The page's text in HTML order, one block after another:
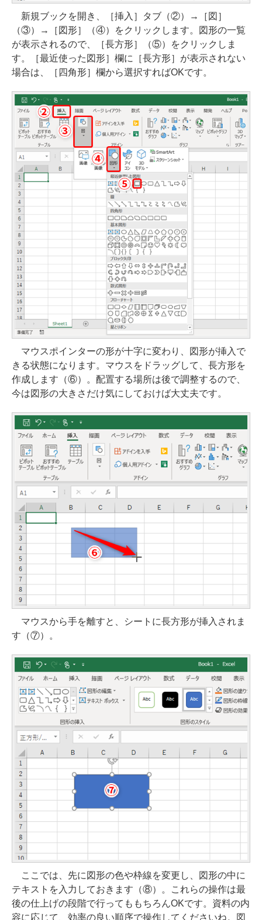
新規ブックを開き、［挿入］タブ（②）→［図］
（③）→［図形］（④）をクリックします。図形の一覧
が表示されるので、［長方形］（⑤）をクリックしま
す。［最近使った図形］欄に［長方形］が表示されない
場合は、［四角形］欄から選択すればOKです。
マウスポインターの形が十字に変わり、図形が挿入で
きる状態になります。マウスをドラッグして、長方形を
作成します（⑥）。配置する場所は後で調整するので、
今は図形の大きさだけ気にしておけば大丈夫です。
マウスから手を離すと、シートに長方形が挿入されま
す（⑦）。
ここでは、先に図形の色や枠線を変更し、図形の中に
テキストを入力しておきます（⑧）。これらの操作は最
後の仕上げの段階で行ってももちろんOKです。資料の内
容に応じて、効率の良い順序で操作してくださいね。図